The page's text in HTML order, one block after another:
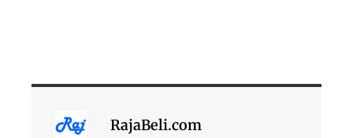
RajaBeli.com